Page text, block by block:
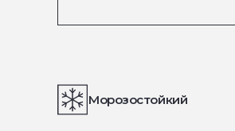
Морозостойкий